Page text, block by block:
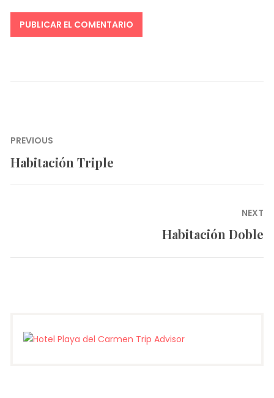
Navegación
de
PREVIOUS
Previous
Habitación Triple
NEXT
Habitación Doble